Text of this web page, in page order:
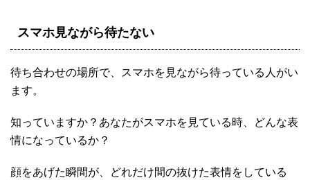
スマホ見ながら待たない
待ち合わせの場所で、スマホを見ながら待っている人がい
ます。
知っていますか？あなたがスマホを見ている時、どんな表
情になっているか？
顔をあげた瞬間が、どれだけ間の抜けた表情をしている